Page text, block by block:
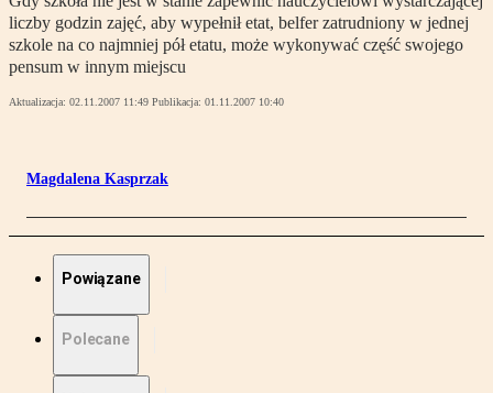
liczby godzin zajęć, aby wypełnił etat, belfer zatrudniony w jednej
szkole na co najmniej pół etatu, może wykonywać część swojego
pensum w innym miejscu
Aktualizacja: 02.11.2007 11:49 Publikacja: 01.11.2007 10:40
Magdalena Kasprzak
Powiązane
Polecane